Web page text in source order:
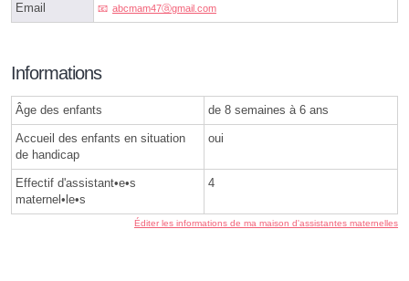
Email abcmam47ⓐgmail.com
Informations
Âge des enfants de 8 semaines à 6 ans
Accueil des enfants en situation
de handicap
oui
Effectif d'assistant•e•s
maternel•le•s
4
Éditer les informations de ma maison d'assistantes maternelles